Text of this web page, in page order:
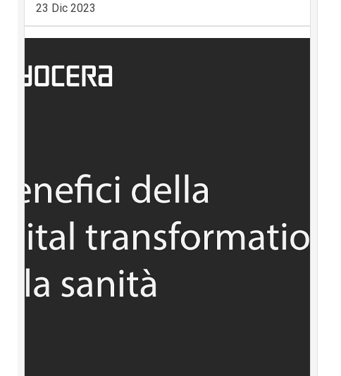
23 Dic 2023